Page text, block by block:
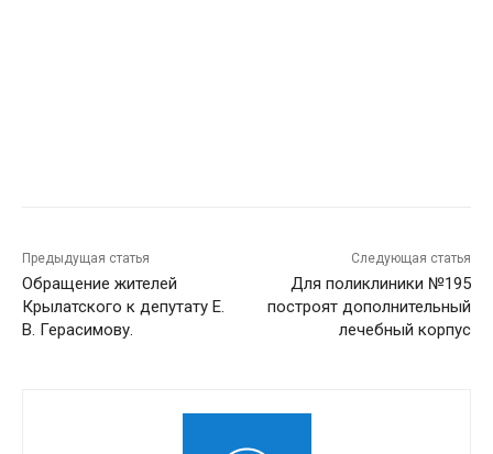
Предыдущая статья
Обращение жителей
Крылатского к депутату Е.
В. Герасимову.
Следующая статья
Для поликлиники №195
построят дополнительный
лечебный корпус